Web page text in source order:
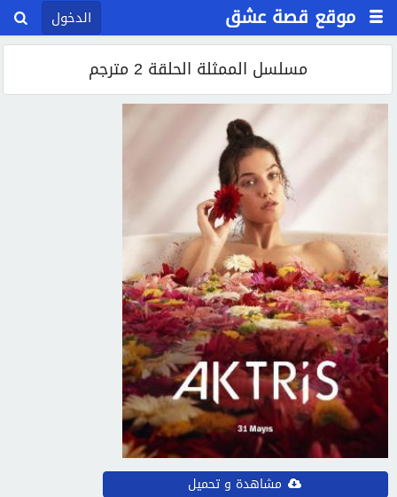
موقع قصة عشق الدخول
مسلسل الممثلة الحلقة 2 مترجم
مشاهدة و تحميل